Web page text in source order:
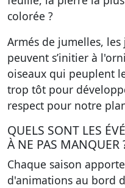
colorée ?
Armés de jumelles,
peuvent s’initier à
oiseaux qui peuplent
trop tôt pour
respect pour notre
QUELS SONT LES
À NE PAS MANQUER
Chaque saison
d'animations au bord